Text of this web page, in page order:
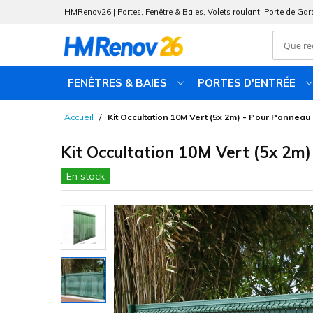
HMRenov26 | Portes, Fenêtre & Baies, Volets roulant, Porte de
FENÊTRES & BAIES PORTES D'ENTRÉE
Accueil Kit Occultation 10M Vert (5x 2m) - Pour Panneau
Kit Occultation 10M Vert (5x
En stock
Skip
the
end
of
the
images
gallery